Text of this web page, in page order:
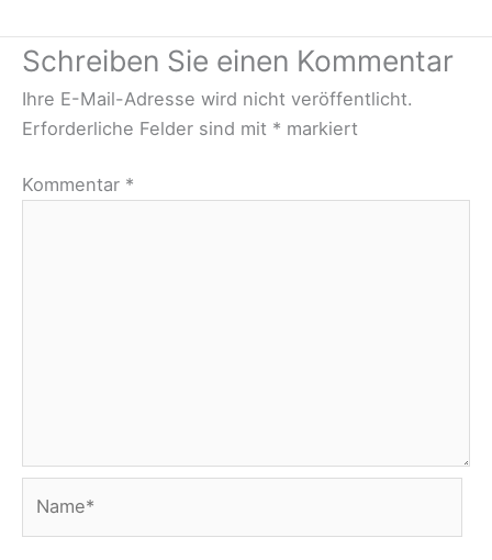
Schreiben Sie einen Kommentar
Ihre E-Mail-Adresse wird nicht veröffentlicht.
Erforderliche Felder sind mit * markiert
Kommentar *